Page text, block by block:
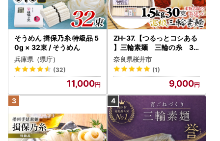
そうめん 揖保乃糸 特級品 5
0g × 32束 / そうめん
兵庫県（県庁）
(32)
11,000
ZH-37.【つるっとコシある
】三輪素麺 三輪の糸 30
束 (C-1.5K)
奈良県桜井市
(1)
9,000